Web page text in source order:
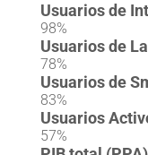
Usuarios de
98%
Usuarios de
78%
Usuarios de
83%
Usuarios
57%